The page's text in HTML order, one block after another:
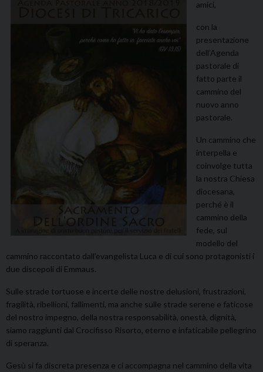
amici,
con la
presentazione
dell’Agenda
pastorale di
fatto parte il
cammino del
nuovo anno
pastorale.
Un cammino che
interpella e
coinvolge tutta
la nostra Chiesa
diocesana,
perché è il
cammino della
fede, sul
modello del
cammino raccontato dall’evangelista Luca e di cui sono protagonisti i
due discepoli di Emmaus.
Sulle strade tortuose e incerte delle nostre delusioni, frustrazioni,
fragilità, ribellioni, fallimenti, ma anche sulle strade serene e faticose
del nostro impegno, della nostra responsabilità, onestà, dignità,
siamo raggiunti dal Crocifisso Risorto, eterno e infaticabile pellegrino
di speranza.
Gesù si fa discreta presenza e ci accompagna nel cammino della vita